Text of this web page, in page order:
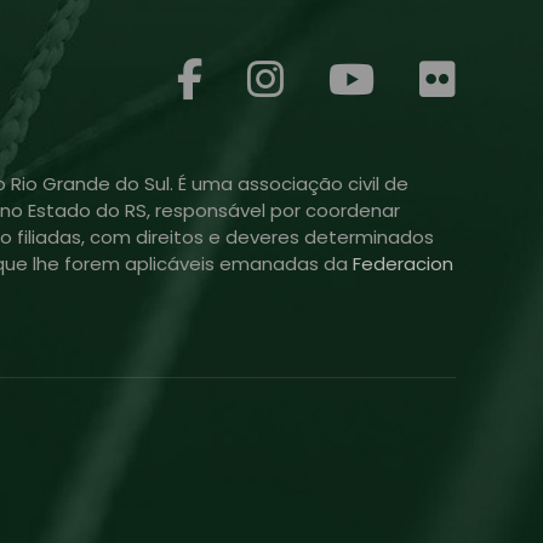
Grande do Sul. É uma associação civil de
Estado do RS, responsável por coordenar
filiadas, com direitos e deveres determinados
lhe forem aplicáveis emanadas da Federacion